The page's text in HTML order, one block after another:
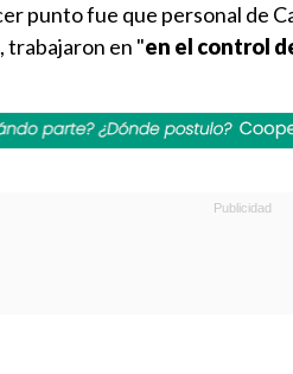
punto fue que personal de
trabajaron en "en el control